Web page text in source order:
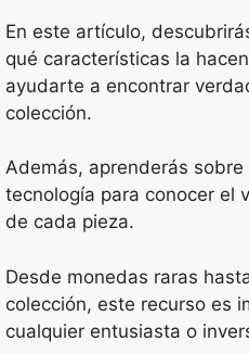
En este artículo,
qué características la
ayudarte a encontrar
colección.
Además, aprenderás
tecnología para conocer el
de cada pieza.
Desde monedas raras
colección, este recurso es
cualquier entusiasta o